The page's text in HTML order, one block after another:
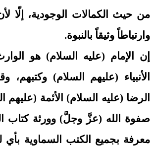
من حيث الكمالات الوجودية، إلّا
وارتباطاً وثيقاً بالنبوة.
إن الإمام (عليه السلام) هو
الأنبياء (عليهم السلام) وكتبهم،
الرضا (عليه السلام) الأئمة (عليهم
صفوة الله (عزَّ وجلَّ) وورثة كتاب
معرفة بجميع الكتب السماوية بأي